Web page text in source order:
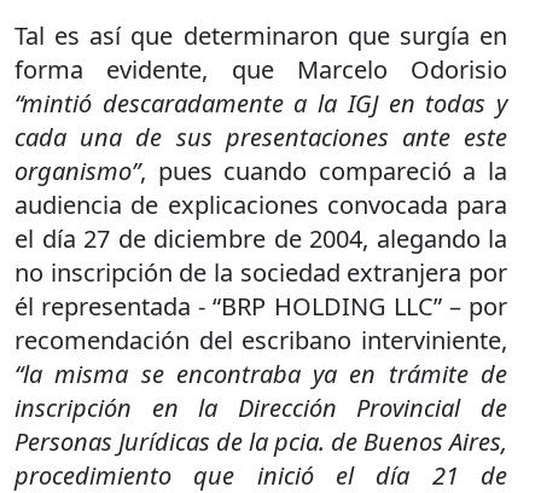
Tal es así que determinaron que surgía en
forma evidente, que Marcelo Odorisio
“mintió descaradamente a la IGJ en todas y
cada una de sus presentaciones ante este
organismo”, pues cuando compareció a la
audiencia de explicaciones convocada para
el día 27 de diciembre de 2004, alegando la
no inscripción de la sociedad extranjera por
él representada - “BRP HOLDING LLC” – por
recomendación del escribano interviniente,
“la misma se encontraba ya en trámite de
inscripción en la Dirección Provincial de
Personas Jurídicas de la pcia. de Buenos Aires,
procedimiento que inició el día 21 de